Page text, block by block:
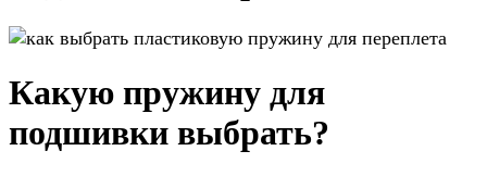
Какую пружину для
подшивки выбрать?